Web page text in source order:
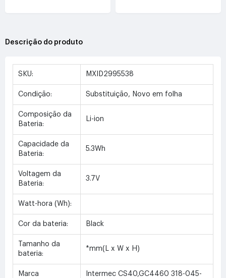
Descrição do produto
SKU: MXID2995538
Condição: Substituição, Novo em folha
Composição da
Bateria:
Li-ion
Capacidade da
Bateria:
5.3Wh
Voltagem da
Bateria:
3.7V
Watt-hora (Wh):
Cor da bateria: Black
Tamanho da
bateria:
*mm(L x W x H)
Marca
Intermec CS40,GC4460 318-045-